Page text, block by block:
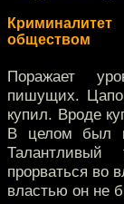
обществом
Поражает
пишущих.
купил. Вроде
В целом был
прорваться во
властью он не